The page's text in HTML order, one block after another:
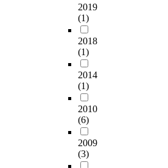
2019
(1)
2018
(1)
2014
(1)
2010
(6)
2009
(3)